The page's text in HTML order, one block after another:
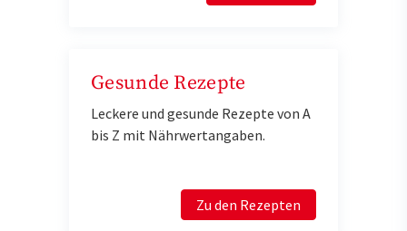
Gesunde Rezepte
Leckere und gesunde Rezepte von A
bis Z mit Nährwertangaben.
Zu den Rezepten